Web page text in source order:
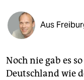
shop
fragen & hilfe
unterstützen
abo
Aus
Noch nie gab es
Deutschland wie